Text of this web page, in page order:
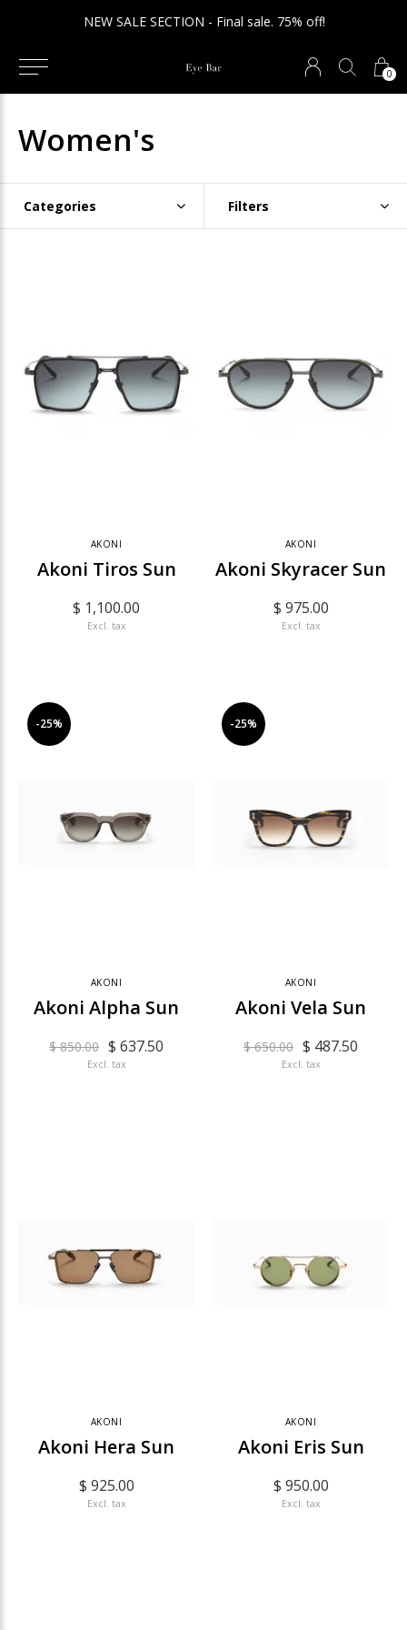
0
NEW SALE SECTION - Final sale. 75% off!
Women's
Categories Filters
AKONI
Akoni Tiros Sun
$ 1,100.00
Excl. tax
AKONI
Akoni Skyracer Sun
$ 975.00
Excl. tax
-25%
AKONI
Akoni Alpha Sun
$ 850.00 $ 637.50
Excl. tax
-25%
AKONI
Akoni Vela Sun
$ 650.00 $ 487.50
Excl. tax
AKONI
Akoni Hera Sun
$ 925.00
Excl. tax
AKONI
Akoni Eris Sun
$ 950.00
Excl. tax